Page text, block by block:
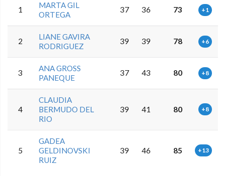
1
MARTA GIL
ORTEGA
37 36 73 +1
2
LIANE GAVIRA
RODRIGUEZ
39 39 78 +6
3
ANA GROSS
PANEQUE
37 43 80 +8
4
CLAUDIA
BERMUDO DEL
RIO
39 41 80 +8
5
GADEA
GELDINOVSKI
RUIZ
39 46 85 +13